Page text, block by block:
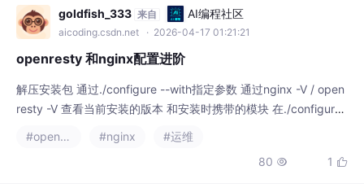
级：浏览器缓存、CDN缓存、Nginx本地缓
存、Redis分布式缓存和JVM进程缓存，形成
纵深防御体系。 关键技术实现部分包含两大核
心内容：
goldfish_333 来自 AI编程社区
aicoding.csdn.net · 2026-04-17 01:21:21
openresty 和nginx配置进阶
解压安装包 通过./configure --with指定参数 通过nginx -V / open
resty -V 查看当前安装的版本 和安装时携带的模块 在./configure
-with时携带之前的模块 并加载指定路径下的新模块 make 生成新
的二进制文件 注意不要 make install。1.如果后端报错直接返回50
0 可以直接使用 upstream。使用lua脚本 直接使用openre
#openresty #nginx
#运维
80  1 